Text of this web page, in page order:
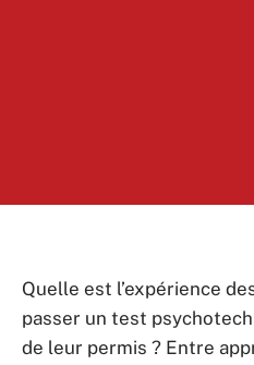
Quelle est l’expérience
passer un test
de leur permis ? Entre